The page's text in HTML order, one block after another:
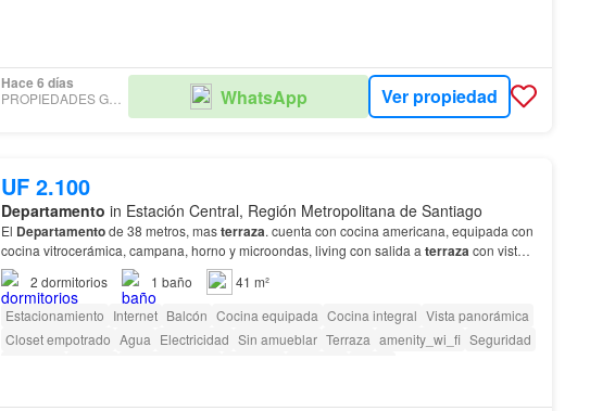
Hace 6 días
PROPIEDADES GONZALEZ WhatsApp Ver propiedad
UF 2.100
Departamento in Estación Central, Región Metropolitana de Santiago
El Departamentode 38 metros, masterraza. cuenta con cocina americana, equipada con
cocina vitrocerámica, campana, horno y microondas, living con salida a terrazacon vista
semi-despejada al norte.…
2 dormitorios 1 baño
41 m²
Estacionamiento Internet Balcón Cocina equipada Cocina integral Vista panorámica
Closet empotrado Agua Electricidad Sin amueblar Terraza amenity_wi_fi Seguridad